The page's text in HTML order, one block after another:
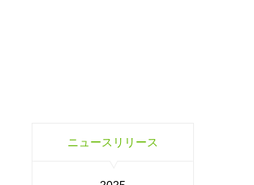
ニュースリリース